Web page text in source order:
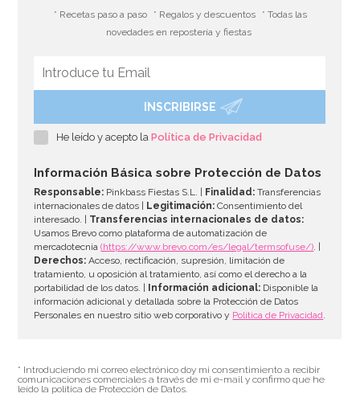
Marco para Photocall inflable 70 cm
AÑADIR
* Recetas paso a paso * Regalos y descuentos
* Todas las
novedades en repostería y fiestas
INSCRIBIRSE
He leído y acepto laPolítica de Privacidad
Información Básica sobre Protección de Datos
Responsable: Pinkbass Fiestas S.L. | Finalidad: Transferencias
internacionales de datos |
Legitimación: Consentimiento del
interesado. | Transferencias internacionales de datos:
Usamos Brevo como plataforma de automatización de
mercadotecnia(https://www.brevo.com/es/legal/termsofuse/). |
Derechos: Acceso, rectificación, supresión, limitación de
tratamiento, u oposición al tratamiento, así como el derecho a la
portabilidad de los datos. |
Información adicional: Disponible la
información adicional y detallada sobre la Protección de Datos
Personales en nuestro sitio web corporativo y Política de Privacidad.
* Introduciendo mi correo electrónico doy mi consentimiento a recibir
comunicaciones comerciales a través de mi e-mail y confirmo que he
leído la política de Protección de Datos.